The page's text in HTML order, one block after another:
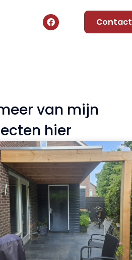
Contact
van mijn
hier